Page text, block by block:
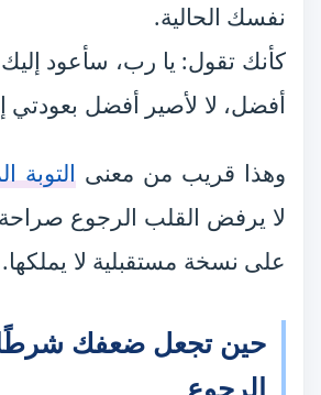
نفسك الحالية.
كأنك تقول: يا رب، سأعود
أفضل، لا لأصير أفضل بعودتي
وهذا قريب من معنىالتوبة
لا يرفض القلب الرجوع
على نسخة مستقبلية لا يملكها.
حين تجعل ضعفك